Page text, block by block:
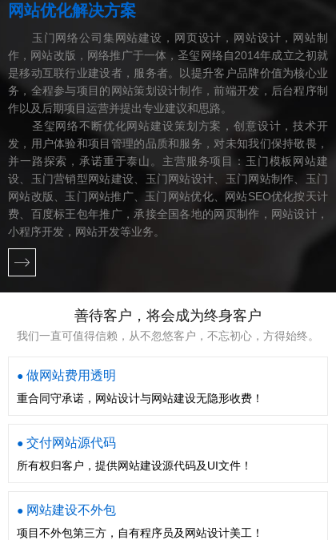
网站优化解决方案
玉门网络公司集网站建设，网页设计，网站设计，网站制
作，网站改版，网络推广于一体，圣玺网络自2014年成立之初就
是移动互联行业建设者，服务者。以提升客户品牌价值为核心业
务，全程参与项目的网站策划设计制作，前端开发，后台程序制
作以及后期项目运营并提出专业建议和思路。
圣玺网络不断优化网站建设策划方案，创意设计，技术开
发，用户体验和项目管理的品质和服务，对未知我们保持敬畏，
并一路探索，承诺重于泰山。主营服务项目：玉门模板网站建
设、玉门营销型网站建设、玉门网站设计、玉门网站制作、玉门
网站改版、玉门网站推广、玉门网站优化、网站SEO优化按天计
费、百度标王包年推广，承接全国各地的网页制作，网站设计，
小程序开发，网站开发等业务。
善待客户，将会成为终身客户
我们一直可值得信赖，从不忽悠客户，不忘初心，方得始终。
● 做网站费用透明
重合同守承诺，网站设计与网站建设无隐形收费！
● 交付网站源代码
所有权归客户，提供网站建设源代码及UI文件！
● 网站建设不外包
项目不外包第三方，自有程序员及网站设计美工！